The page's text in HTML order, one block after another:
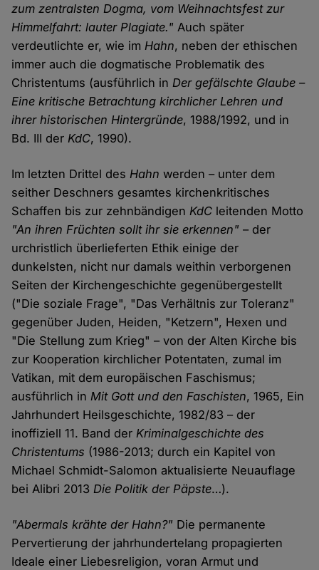
zum zentralsten Dogma, vom Weihnachtsfest zur
Himmelfahrt: lauter Plagiate." Auch später
verdeutlichte er, wie imHahn, neben der ethischen
immer auch die dogmatische Problematik des
Christentums (ausführlich inDer gefälschte Glaube –
Eine kritische Betrachtung kirchlicher Lehren und
ihrer historischen Hintergründe, 1988/1992, und in
Bd. III derKdC, 1990).
Im letzten Drittel desHahn werden – unter dem
seither Deschners gesamtes kirchenkritisches
Schaffen bis zur zehnbändigenKdC leitenden Motto
"An ihren Früchten sollt ihr sie erkennen" – der
urchristlich überlieferten Ethik einige der
dunkelsten, nicht nur damals weithin verborgenen
Seiten der Kirchengeschichte gegenübergestellt
("Die soziale Frage", "Das Verhältnis zur Toleranz"
gegenüber Juden, Heiden, "Ketzern", Hexen und
"Die Stellung zum Krieg" – von der Alten Kirche bis
zur Kooperation kirchlicher Potentaten, zumal im
Vatikan, mit dem europäischen Faschismus;
ausführlich inMit Gott und den Faschisten, 1965, Ein
Jahrhundert Heilsgeschichte, 1982/83 – der
inoffiziell 11. Band derKriminalgeschichte des
Christentums (1986-2013; durch ein Kapitel von
Michael Schmidt-Salomon aktualisierte Neuauflage
bei Alibri 2013Die Politik der Päpste…).
"Abermals krähte der Hahn?" Die permanente
Pervertierung der jahrhundertelang propagierten
Ideale einer Liebesreligion, voran Armut und